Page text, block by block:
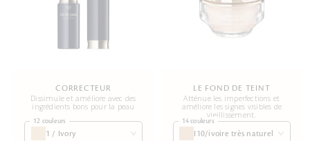
CORRECTEUR
Dissimule et améliore avec des
ingrédients bons pour la peau
12 couleurs
1 / Ivory
LE FOND DE TEINT
Atténue les imperfections et
améliore les signes visibles de
vieillissement.
14 couleurs
I10/ivoire très naturel